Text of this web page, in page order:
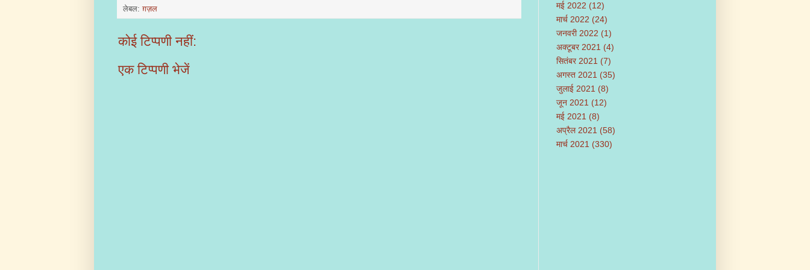
लेबल:ग़ज़ल
कोई टिप्पणी नहीं:
एक टिप्पणी भेजें
मई 2022 (12)
मार्च 2022 (24)
जनवरी 2022 (1)
अक्टूबर 2021 (4)
सितंबर 2021 (7)
अगस्त 2021 (35)
जुलाई 2021 (8)
जून 2021 (12)
मई 2021 (8)
अप्रैल 2021 (58)
मार्च 2021 (330)